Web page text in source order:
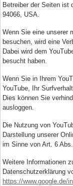
Betreiber der Seiten ist
94066, USA.
Wenn Sie eine unserer
besuchen, wird eine
Dabei wird dem
besucht haben.
Wenn Sie in Ihrem
YouTube, Ihr
Dies können Sie
ausloggen.
Die Nutzung von
Darstellung unserer
im Sinne von Art. 6
Weitere Informationen
Datenschutzerklärung
https://www.google.de/